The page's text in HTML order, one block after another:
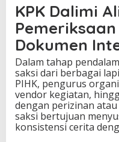
KPK Dalimi
Dokumen
Dalam tahap
saksi dari berbagai
PIHK, pengurus
vendor kegiatan,
dengan perizinan
saksi bertujuan
konsistensi cerita